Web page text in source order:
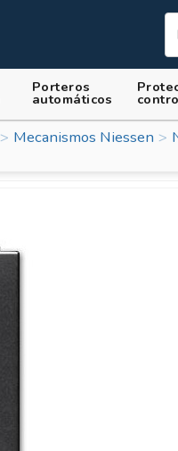
Porteros
automáticos
Mecanismos Niessen